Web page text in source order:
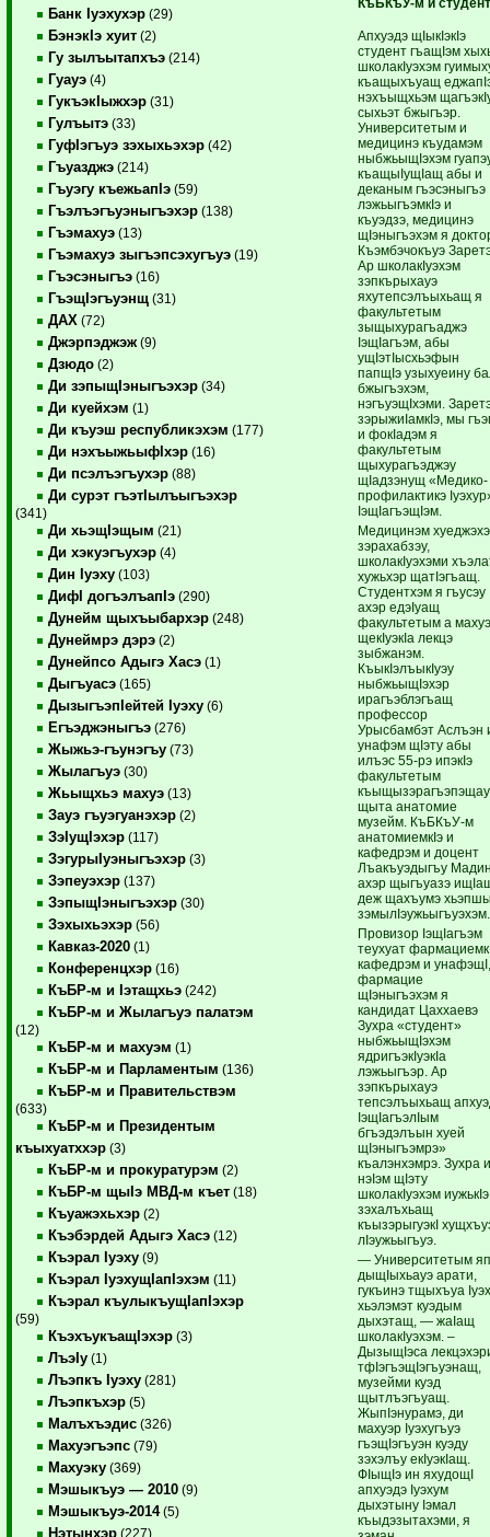
Банк Iуэхухэр (29)
БэнэкIэ хуит (2)
Гу зылъытапхъэ (214)
Гуауэ (4)
ГукъэкIыжхэр (31)
Гулъытэ (33)
ГуфIэгъуэ зэхыхьэхэр (42)
Гъуазджэ (214)
Гъуэгу къежьапIэ (59)
Гъэлъэгъуэныгъэхэр (138)
Гъэмахуэ (13)
Гъэмахуэ зыгъэпсэхугъуэ (19)
Гъэсэныгъэ (16)
ГъэщIэгъуэнщ (31)
ДАХ (72)
Джэрпэджэж (9)
Дзюдо (2)
Ди зэпыщIэныгъэхэр (34)
Ди куейхэм (1)
Ди къуэш республикэхэм (177)
Ди нэхъыжьыфIхэр (16)
Ди псэлъэгъухэр (88)
Ди сурэт гъэтIылъыгъэхэр
(341)
Ди хьэщIэщым (21)
Ди хэкуэгъухэр (4)
Дин Iуэху (103)
ДифI догъэлъапIэ (290)
Дунейм щыхъыбархэр (248)
Дунеймрэ дэрэ (2)
Дунейпсо Адыгэ Хасэ (1)
Дыгъуасэ (165)
ДызыгъэпIейтей Iуэху (6)
Егъэджэныгъэ (276)
Жыжьэ-гъунэгъу (73)
Жылагъуэ (30)
Жьыщхьэ махуэ (13)
Зауэ гъуэгуанэхэр (2)
ЗэIущIэхэр (117)
ЗэгурыIуэныгъэхэр (3)
Зэпеуэхэр (137)
ЗэпыщIэныгъэхэр (30)
Зэхыхьэхэр (56)
Кавказ-2020 (1)
Конференцхэр (16)
КъБР-м и Iэтащхьэ (242)
КъБР-м и Жылагъуэ палатэм
(12)
КъБР-м и махуэм (1)
КъБР-м и Парламентым (136)
КъБР-м и Правительствэм
(633)
КъБР-м и Президентым
къыхуатххэр (3)
КъБР-м и прокуратурэм (2)
КъБР-м щыIэ МВД-м къет (18)
Къуажэхьхэр (2)
Къэбэрдей Адыгэ Хасэ (12)
Къэрал Iуэху (9)
Къэрал IуэхущIапIэхэм (11)
Къэрал къулыкъущIапIэхэр
(59)
КъэхъукъащIэхэр (3)
ЛъэIу (1)
Лъэпкъ Iуэху (281)
Лъэпкъхэр (5)
Малъхъэдис (326)
Махуэгъэпс (79)
Махуэку (369)
Мэшыкъуэ — 2010 (9)
Мэшыкъуэ-2014(5)
Нэтынхэр (227)
Апхуэдэ щIыкIэкIэ
студент гъащIэм
школакIуэхэм
къащыхъуащ
нэхъыщхьэм
сыхьэт бжыгъэр.
Университетым и
медицинэ къудамэм
ныбжьыщIэхэм
къащыIущIащ абы и
деканым гъэсэныгъэ
лэжьыгъэмкIэ и
къуэдзэ, медицинэ
щIэныгъэхэм я
Къэмбэчокъуэ
Ар школакIуэхэм
зэпкърыхауэ
яхутепсэлъыхьащ я
факультетым
зыщыхурагъаджэ
IэщIагъэм, абы
ущIэтIысхьэфын
папщIэ узыхуеину
бжыгъэхэм,
нэгъуэщIхэми.
зэрыжиIамкIэ, мы
и фокIадэм я
факультетым
щыхурагъэджэу
щIадзэнущ «Медико-
профилактикэ
IэщIагъэщIэм.
Медицинэм
зэрахабзэу,
школакIуэхэми
хужьхэр щатIэгъащ.
Студентхэм я гъусэу
ахэр едэIуащ
факультетым а
щекIуэкIа лекцэ
зыбжанэм.
КъыкIэлъыкIуэу
ныбжьыщIэхэр
ирагъэблэгъащ
профессор
Урысбамбэт Аслъэн
унафэм щIэту абы
илъэс 55-рэ ипэкIэ
факультетым
щыта анатомие
музейм. КъБКъУ-м
анатомиемкIэ и
кафедрэм и доцент
Лъакъуэдыгъу
ахэр щыгъуазэ
деж щахъумэ
зэмылIэужьыгъуэхэм.
Провизор IэщIагъэм
теухуат
кафедрэм и
фармацие
щIэныгъэхэм я
кандидат Цаххаевэ
Зухра «студент»
ныбжьыщIэхэм
ядригъэкIуэкIа
лэжьыгъэр. Ар
зэпкърыхауэ
тепсэлъыхьащ
IэщIагъэлIым
бгъэдэлъын хуей
щIэныгъэмрэ»
къалэнхэмрэ. Зухра
нэIэм щIэту
школакIуэхэм иужькIэ
зэхалъхьащ
къызэрыгуэкI
лIэужьыгъуэ.
— Университетым
дыщIыхьауэ арати,
гукъинэ тщыхъуа
хьэлэмэт куэдым
дыхэтащ, — жаIащ
школакIуэхэм. –
ДызыщIэса
тфIэгъэщIэгъуэнащ,
музейми куэд
щытлъэгъуащ.
ЖыпIэнурамэ, ди
махуэр Iуэхугъуэ
гъэщIэгъуэн куэду
зэхэлъу екIуэкIащ.
ФIыщIэ ин яхудощI
апхуэдэ Iуэхум
дыхэтыну Iэмал
къыдэзытахэми, я